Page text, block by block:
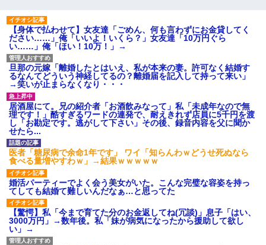
【身体で払わせて】女友達「ごめん、何も言わずにお金貸してく
ださい……」俺「いいよ！いくら？」女友達「10万円ぐら
い……」俺「ほい！10万！」→
旦那の元嫁「離婚したとはいえ、私が本来の妻。許可なく結婚す
るなんてどういう神経してるの？離婚届を記入して持って来い」
→笑いが止まらなくなり・・・
居酒屋にて。兄の紹介者「お酒飲みなって」私「未成年なので無
理です！」酷すぎるワードの連発で、耐えきれず店員に5千円を渡
し「お勘定です。逃がして下さい」その後、録音内容を父に聞か
せたら...
医者「糖尿病で余命1年です」 ワイ「知らんわｗどうせ死ぬなら
食べる量増やすわｗ」→結果ｗｗｗｗｗ
婚活パーティーでよく会う美女がいた。こんな完璧な容姿を持っ
てしても結婚て難しいんだなぁ…と思ってた
【驚愕】私「今まで育てた分のお金返してね(冗談)」息子「はい、
3000万円」→数年後。私「妹が病気になったから援助して欲し
い」→